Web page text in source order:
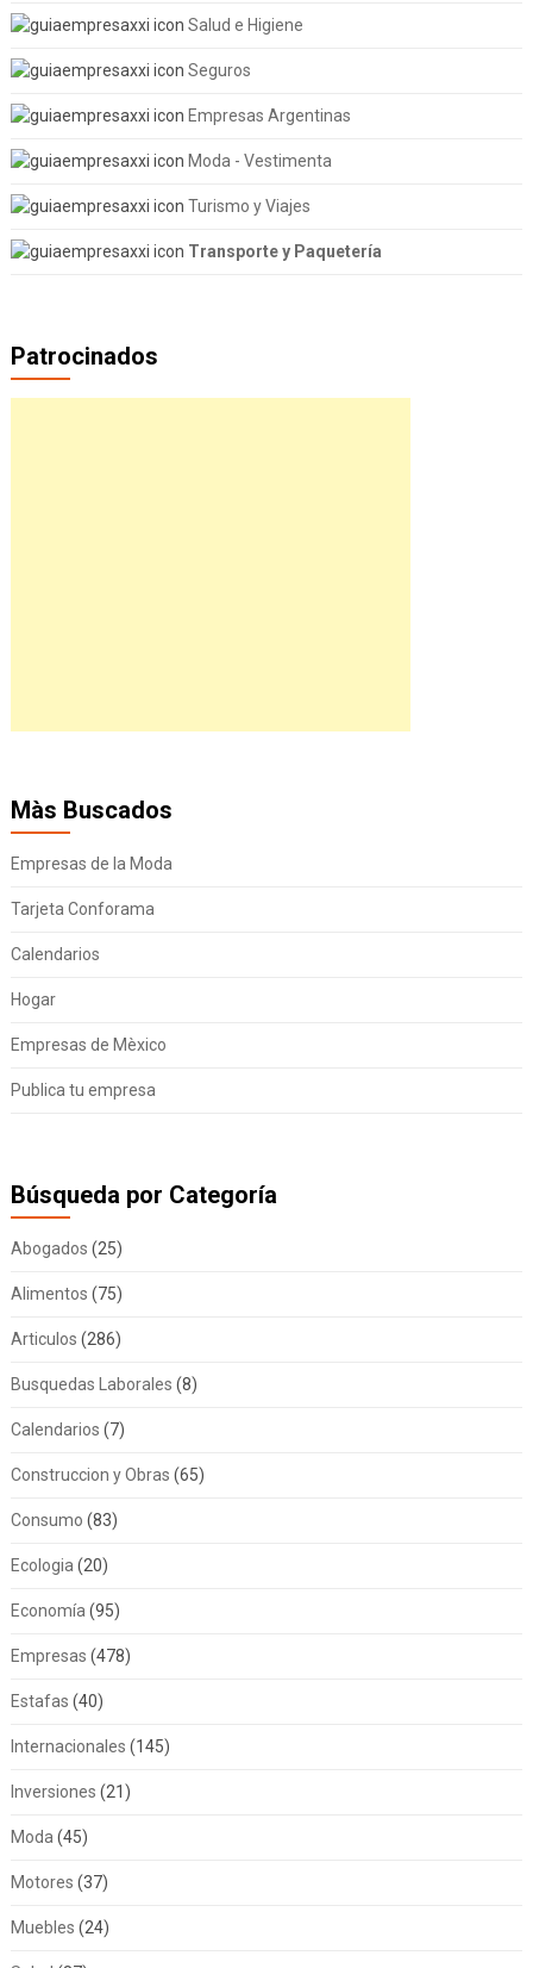
Salud e Higiene
Seguros
Empresas Argentinas
Moda - Vestimenta
Turismo y Viajes
Transporte y Paquetería
Patrocinados
Màs Buscados
Empresas de la Moda
Tarjeta Conforama
Calendarios
Hogar
Empresas de Mèxico
Publica tu empresa
Búsqueda por Categoría
Abogados (25)
Alimentos (75)
Articulos (286)
Busquedas Laborales (8)
Calendarios (7)
Construccion y Obras (65)
Consumo (83)
Ecologia(20)
Economía(95)
Empresas (478)
Estafas (40)
Internacionales (145)
Inversiones (21)
Moda(45)
Motores (37)
Muebles (24)